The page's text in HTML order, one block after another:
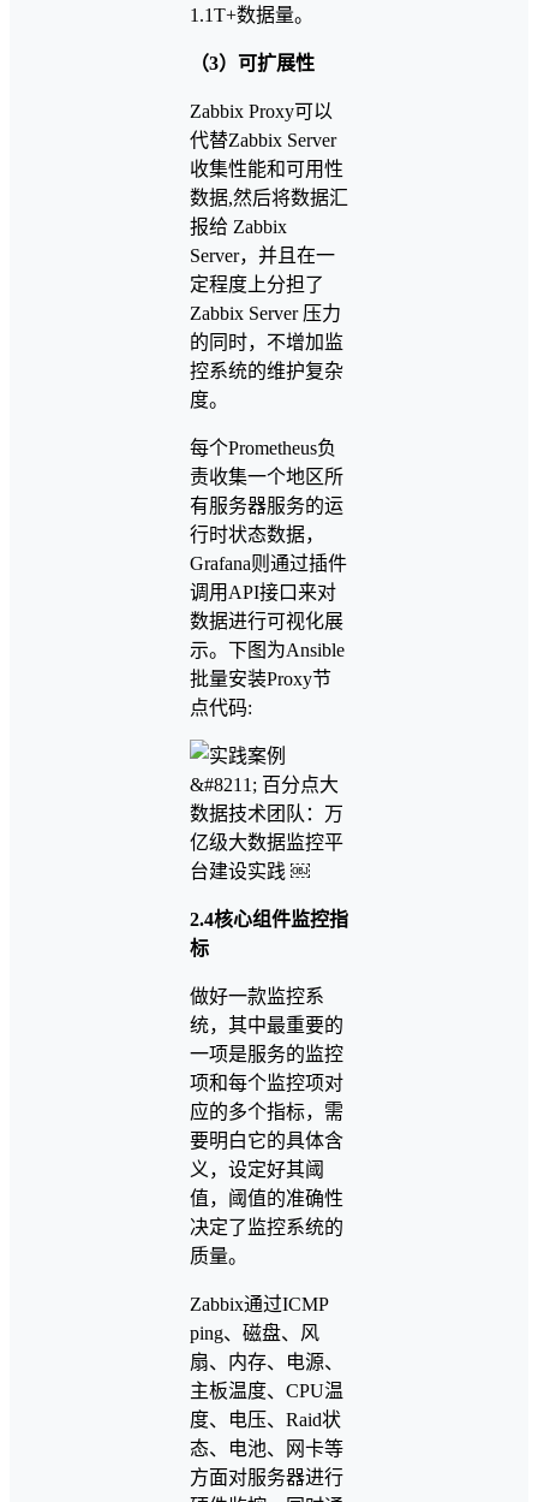
1.1T+数据量。
（3）可扩展性
Zabbix Proxy可以
代替Zabbix Server
收集性能和可用性
数据,然后将数据汇
报给 Zabbix
Server，并且在一
定程度上分担了
Zabbix Server 压力
的同时，不增加监
控系统的维护复杂
度。
每个Prometheus负
责收集一个地区所
有服务器服务的运
行时状态数据，
Grafana则通过插件
调用API接口来对
数据进行可视化展
示。下图为Ansible
批量安装Proxy节
点代码:
2.4核心组件监控指
标
做好一款监控系
统，其中最重要的
一项是服务的监控
项和每个监控项对
应的多个指标，需
要明白它的具体含
义，设定好其阈
值，阈值的准确性
决定了监控系统的
质量。
Zabbix通过ICMP
ping、磁盘、风
扇、内存、电源、
主板温度、CPU温
度、电压、Raid状
态、电池、网卡等
方面对服务器进行